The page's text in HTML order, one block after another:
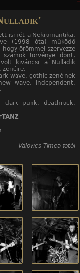
ismét a Nekromantika.
(1998 óta) működő
örömmel szervezze
törvénye dönt,
kiváncsi a Nulladik
zenéire.
wave, gothic zenéinek
wave, independent,
dark punk, deathrock,
Valovics Tímea fotói